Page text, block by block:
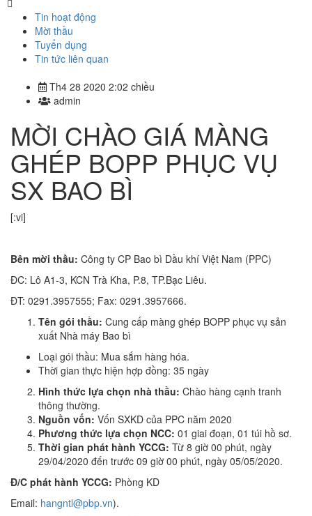
Tin hoạt động
Mời thầu
Tuyển dụng
Tin tức liên quan
Th4 28 2020 2:02 chiều
admin
MỜI CHÀO GIÁ MÀNG
GHÉP BOPP PHỤC VỤ
SX BAO BÌ
[:vi]
Bên mời thầu: Công ty CP Bao bì Dầu khí Việt Nam (PPC)
ĐC: Lô A1-3, KCN Trà Kha, P.8, TP.Bạc Liêu.
ĐT: 0291.3957555; Fax: 0291.3957666.
Tên gói thầu: Cung cấp màng ghép BOPP phục vụ sản
xuất Nhà máy Bao bì
Loại gói thầu: Mua sắm hàng hóa.
Thời gian thực hiện hợp đồng: 35 ngày
Hình thức lựa chọn nhà thầu: Chào hàng cạnh tranh
thông thường.
Nguồn vốn: Vốn SXKD của PPC năm 2020
Phương thức lựa chọn NCC: 01 giai đoạn, 01 túi hồ sơ.
Thời gian phát hành YCCG: Từ 8 giờ 00 phút, ngày
29/04/2020 đến trước 09 giờ 00 phút, ngày 05/05/2020.
Đ/C phát hành YCCG: Phòng KD
Email: hangntl@pbp.vn).